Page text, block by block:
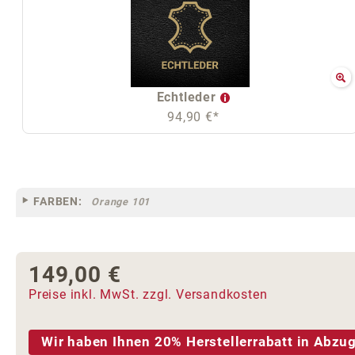
Echtleder
94,90 €*
FARBEN: Orange 101
Regulärer Preis:
149,00 €
Preise inkl. MwSt. zzgl. Versandkosten
Wir haben Ihnen 20% Herstellerrabatt in